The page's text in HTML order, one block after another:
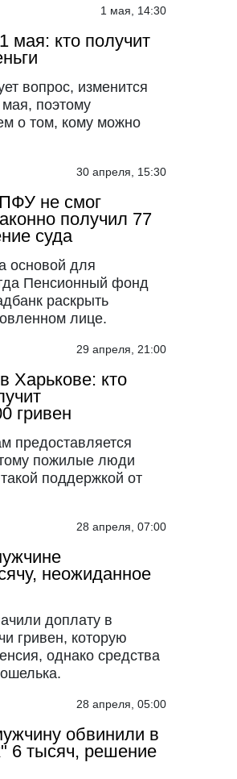
1 мая, 14:30
мая: кто получит
вопрос, изменится
поэтому
о том, кому можно
30 апреля, 15:30
не смог
получил 77
суда
основой для
Пенсионный фонд
раскрыть
лице.
29 апреля, 21:00
Харькове: кто
гривен
предоставляется
пожилые люди
поддержкой от
28 апреля, 07:00
неожиданное
доплату в
гривен, которую
однако средства
28 апреля, 05:00
обвинили в
6 тысяч, решение